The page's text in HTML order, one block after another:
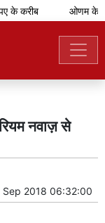
करीब ओणम के
नवाज़ से
Sep 2018 06:32:00